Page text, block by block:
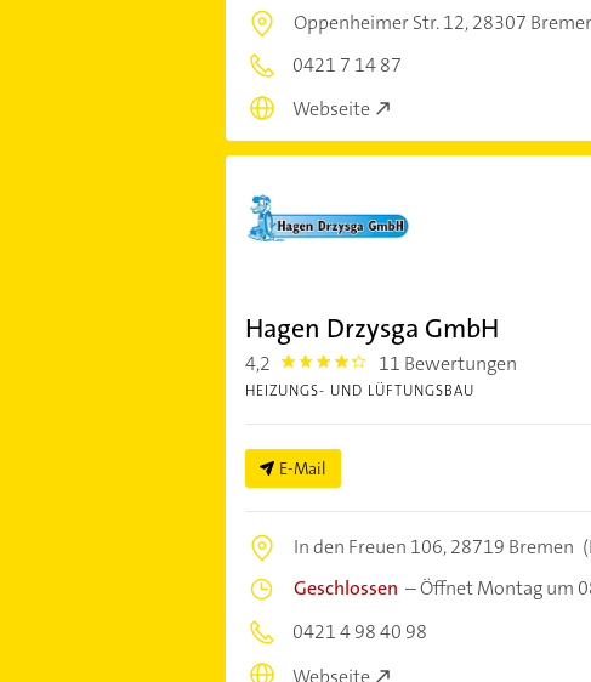
Oppenheimer Str. 12,28307
0421 7 14 87
Webseite
Hagen Drzysga GmbH
4,2 4.2000003 11 Bewertungen
HEIZUNGS- UND LÜFTUNGSBAU
E-Mail
In den Freuen 106,28719 Bremen
Geschlossen –Öffnet Montag um
0421 4 98 40 98
Webseite